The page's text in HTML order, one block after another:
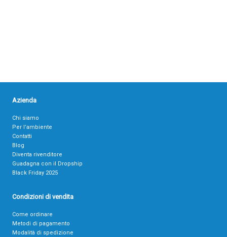
Azienda
Chi siamo
Per l’ambiente
Contatti
Blog
Diventa rivenditore
Guadagna con il Dropship
Black Friday 2025
Condizioni di vendita
Come ordinare
Metodi di pagamento
Modalità di spedizione